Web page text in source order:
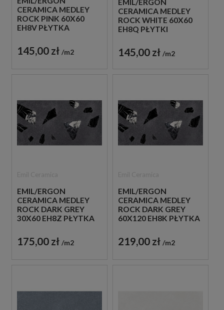
CERAMICA MEDLEY
ROCK PINK 60X60
EH8V PŁYTKA
145,00 zł m2
CERAMICA MEDLEY
ROCK WHITE 60X60
EH8Q PŁYTKI
145,00 zł m2
EMIL/ERGON
CERAMICA MEDLEY
ROCK DARK GREY
30X60 EH8Z PŁYTKA
175,00 zł m2
EMIL/ERGON
CERAMICA MEDLEY
ROCK DARK GREY
60X120 EH8K PŁYTKA
219,00 zł m2